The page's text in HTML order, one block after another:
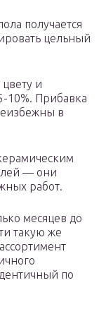
получается
цельный
и
10%. Прибавка
в
— они
работ.
месяцев до
такую же
по